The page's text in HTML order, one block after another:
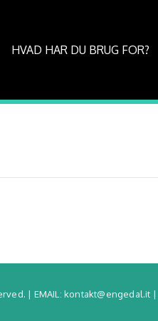
HVAD HAR DU BRUG FOR?
| EMAIL: kontakt@engedal.it |